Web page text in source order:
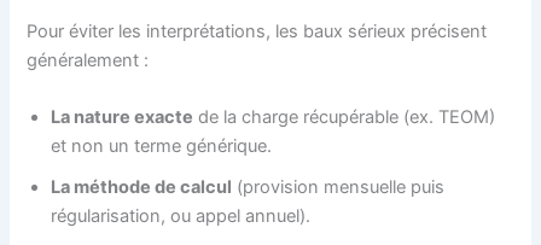
Pour éviter les interprétations, les baux sérieux précisent
généralement :
La nature exacte de la charge récupérable (ex. TEOM)
et non un terme générique.
La méthode de calcul (provision mensuelle puis
régularisation, ou appel annuel).